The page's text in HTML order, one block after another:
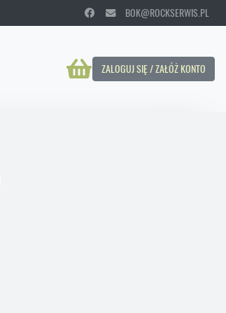
BOK@ROCKSERWIS.PL
ZALOGUJ SIĘ / ZAŁÓŻ KONTO